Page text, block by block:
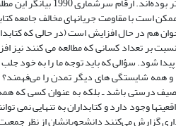
است با مقاومت جریانهای مخالف جامعه
هم در حال افزایش است (در حالی که
بر تعداد کسانی که مطالعه می کنند نیز
شود. سؤالی که باید توجه ما را به خود جلب
شایستگی های دیگر تمدن را می‌فهمند؟
باشد ـ بلکه به عنوان کسی که همه
وجود دارد و کتابداران به تنهایی نمی